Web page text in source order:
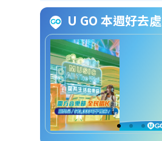
U GO 本週好去處